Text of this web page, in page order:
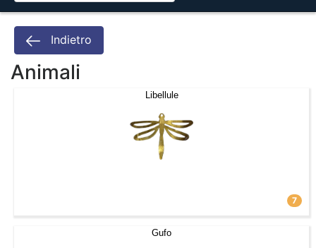
Indietro
Animali
Libellule
7
Gufo